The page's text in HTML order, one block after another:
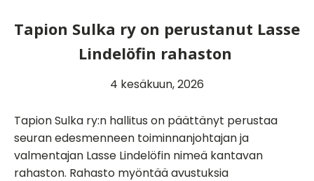
Tapion Sulka ry on perustanut Lasse
Lindelöfin rahaston
4 kesäkuun, 2026
Tapion Sulka ry:n hallitus on päättänyt perustaa
seuran edesmenneen toiminnanjohtajan ja
valmentajan Lasse Lindelöfin nimeä kantavan
rahaston. Rahasto myöntää avustuksia